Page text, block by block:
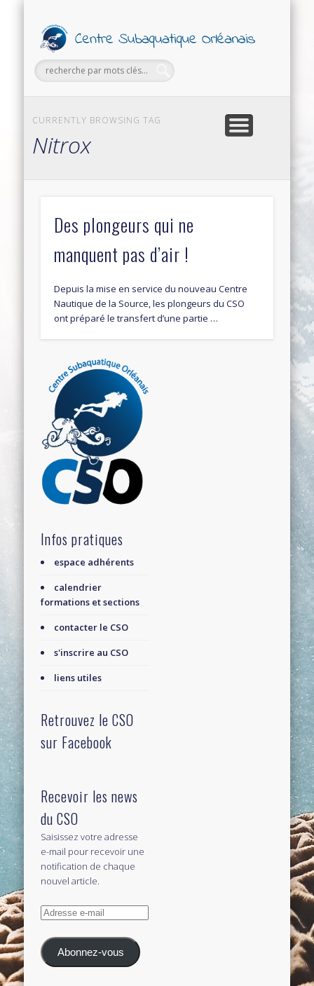
CURRENTLY BROWSING TAG
Nitrox
Des plongeurs qui ne
manquent pas d’air !
Depuis la mise en service du nouveau Centre
Nautique de la Source, les plongeurs du CSO
ont préparé le transfert d’une partie …
Infos pratiques
espace adhérents
calendrier
formations et sections
contacter le CSO
s'inscrire au CSO
liens utiles
Retrouvez le CSO
sur Facebook
Recevoir les news
du CSO
Saisissez votre adresse
e-mail pour recevoir une
notification de chaque
nouvel article.
Adresse
mail
Abonnez-vous